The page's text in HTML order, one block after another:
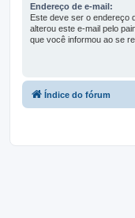
Endereço de e-mail:
Este deve ser o endereço
alterou este e-mail pelo
que você informou ao se
Índice do fórum